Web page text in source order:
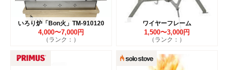
いろり炉「Bon火」TM-910120
4,000〜7,000円
（ランク：）
ワイヤーフレーム
1,500〜3,000円
（ランク：）